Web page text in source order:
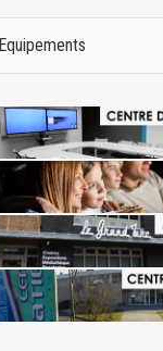
Equipements